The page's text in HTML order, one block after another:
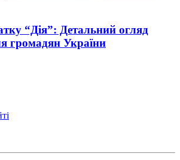
“Дія”: Детальний огляд
громадян України